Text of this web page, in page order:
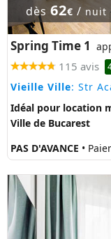
dès 62€ / nuit
Spring Time 1
115 avis
Vieille Ville: Str
Idéal pour location
Ville de Bucarest
PAS D'AVANCE •